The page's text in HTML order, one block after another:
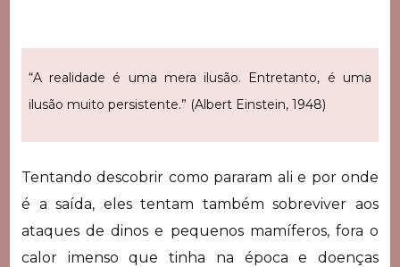
“A realidade é uma mera ilusão. Entretanto, é uma
ilusão muito persistente.” (Albert Einstein, 1948)
Tentando descobrir como pararam ali e por onde
é a saída, eles tentam também sobreviver aos
ataques de dinos e pequenos mamíferos, fora o
calor imenso que tinha na época e doenças